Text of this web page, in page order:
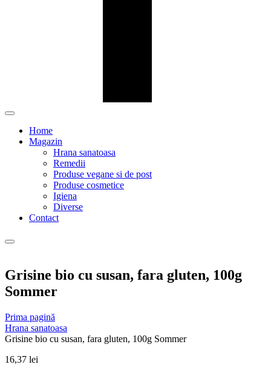
Home
Magazin
Hrana sanatoasa
Remedii
Produse vegane si de post
Produse cosmetice
Igiena
Diverse
Contact
Grisine bio cu susan, fara gluten, 100g
Sommer
Prima pagină
Hrana sanatoasa
Grisine bio cu susan, fara gluten, 100g Sommer
16,37 lei